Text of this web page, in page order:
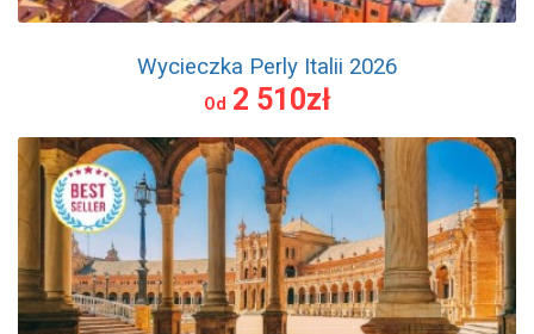
Wycieczka Perly Italii 2026
Od 2 510zł